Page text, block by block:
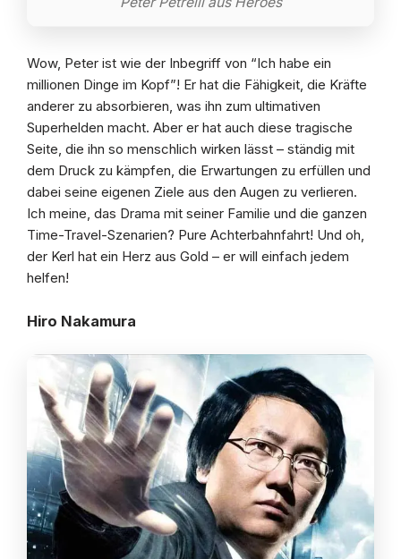
Wow, Peter ist wie der Inbegriff von “Ich habe ein
millionen Dinge im Kopf”! Er hat die Fähigkeit, die Kräfte
anderer zu absorbieren, was ihn zum ultimativen
Superhelden macht. Aber er hat auch diese tragische
Seite, die ihn so menschlich wirken lässt – ständig mit
dem Druck zu kämpfen, die Erwartungen zu erfüllen und
dabei seine eigenen Ziele aus den Augen zu verlieren.
Ich meine, das Drama mit seiner Familie und die ganzen
Time-Travel-Szenarien? Pure Achterbahnfahrt! Und oh,
der Kerl hat ein Herz aus Gold – er will einfach jedem
helfen!
Hiro Nakamura